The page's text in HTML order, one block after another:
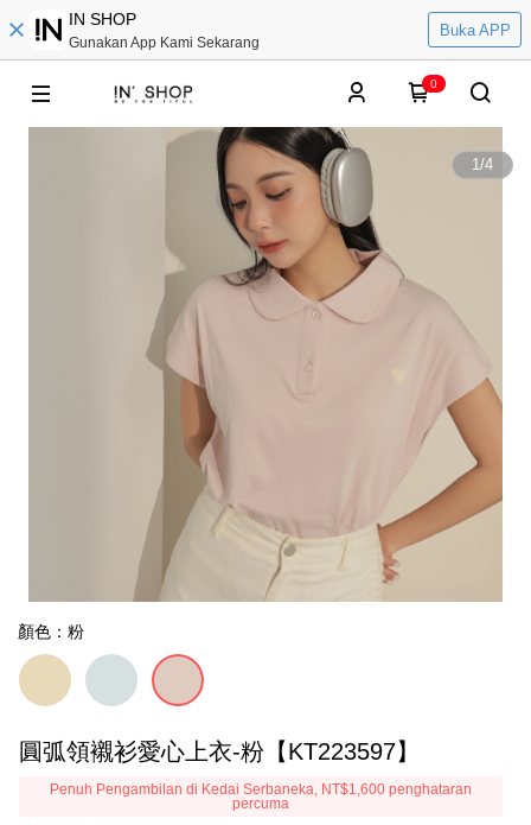
IN SHOP
Gunakan App Kami Sekarang
Buka APP
0
1/4
顏色：粉
圓弧領襯衫愛心上衣-粉【KT223597】
Penuh Pengambilan di Kedai Serbaneka, NT$1,600 penghataran
percuma